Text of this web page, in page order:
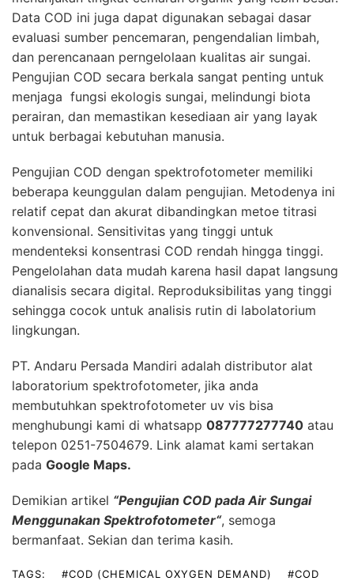
Data COD ini juga dapat digunakan sebagai dasar
evaluasi sumber pencemaran, pengendalian limbah,
dan perencanaan perngelolaan kualitas air sungai.
Pengujian COD secara berkala sangat penting untuk
menjaga fungsi ekologis sungai, melindungi biota
perairan, dan memastikan kesediaan air yang layak
untuk berbagai kebutuhan manusia.
Pengujian COD dengan spektrofotometer memiliki
beberapa keunggulan dalam pengujian. Metodenya ini
relatif cepat dan akurat dibandingkan metoe titrasi
konvensional. Sensitivitas yang tinggi untuk
mendenteksi konsentrasi COD rendah hingga tinggi.
Pengelolahan data mudah karena hasil dapat langsung
dianalisis secara digital. Reproduksibilitas yang tinggi
sehingga cocok untuk analisis rutin di labolatorium
lingkungan.
PT. Andaru Persada Mandiri adalah distributor alat
laboratorium spektrofotometer, jika anda
membutuhkan spektrofotometer uv vis bisa
menghubungi kami di whatsapp 087777277740 atau
telepon 0251-7504679. Link alamat kami sertakan
pada Google Maps.
Demikian artikel “Pengujian COD pada Air Sungai
Menggunakan Spektrofotometer“, semoga
bermanfaat. Sekian dan terima kasih.
TAGS: #COD (CHEMICAL OXYGEN DEMAND)
#COD